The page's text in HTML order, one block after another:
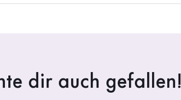
dir auch gefallen!